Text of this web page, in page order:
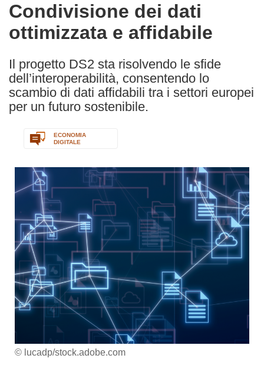
the
following
languages:
Condivisione dei dati
ottimizzata e affidabile
Il progetto DS2 sta risolvendo le sfide
dell’interoperabilità, consentendo lo
scambio di dati affidabili tra i settori europei
per un futuro sostenibile.
ECONOMIA
DIGITALE
© lucadp/stock.adobe.com